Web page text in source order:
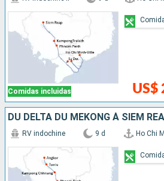
Comidas incluidas US$
DU DELTA DU MÉKONG À SIEM
RV indochine 9 d Ho Chi